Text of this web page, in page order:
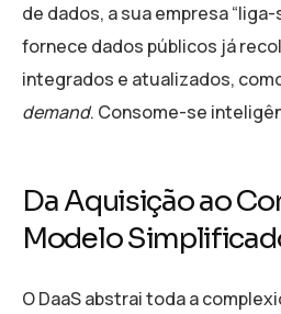
de dados, a sua empresa “liga-
fornece dados públicos já
integrados e atualizados,
demand. Consome-se
Da Aquisição ao
Modelo
O DaaS abstrai toda a